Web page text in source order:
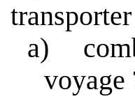
a)
voyage